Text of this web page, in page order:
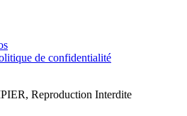
de confidentialité
Reproduction Interdite